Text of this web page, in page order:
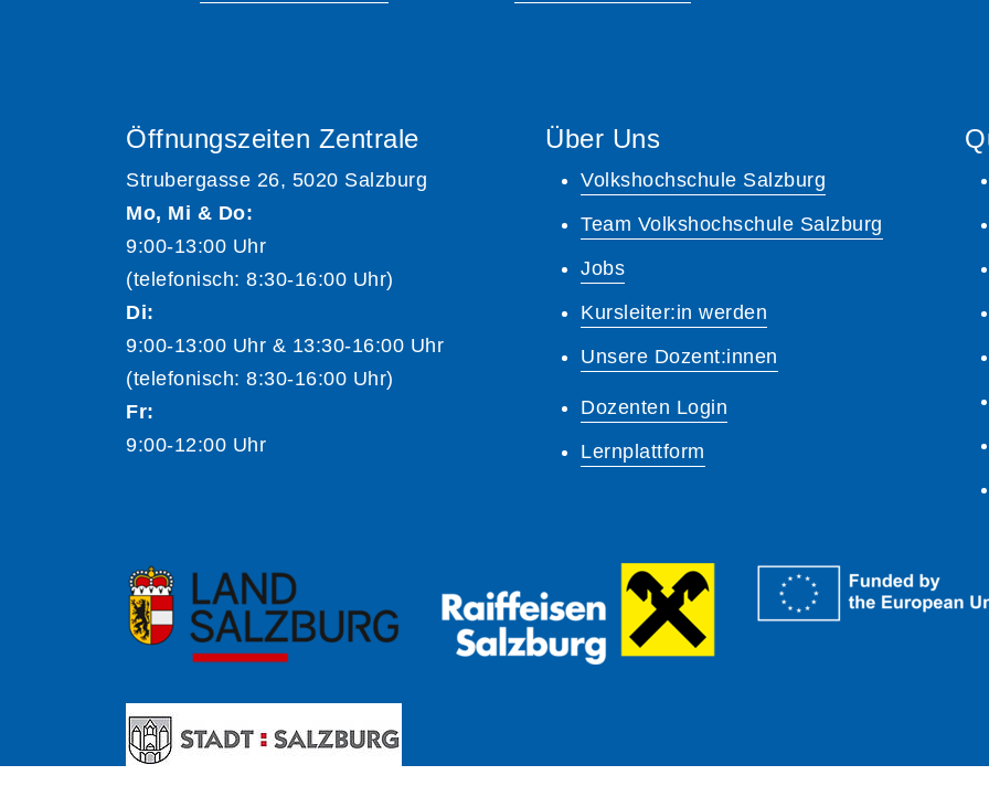
Öffnungszeiten Zentrale
Strubergasse 26, 5020 Salzburg
Mo, Mi & Do:
9:00-13:00 Uhr
(telefonisch: 8:30-16:00 Uhr)
Di:
9:00-13:00 Uhr & 13:30-16:00 Uhr
(telefonisch: 8:30-16:00 Uhr)
Fr:
9:00-12:00 Uhr
Über Uns
Volkshochschule Salzburg
Team Volkshochschule Salzburg
Jobs
Kursleiter:in werden
Unsere Dozent:innen
Dozenten Login
Lernplattform